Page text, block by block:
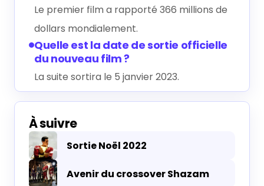
Le premier film a rapporté 366 millions de
dollars mondialement.
Quelle est la date de sortie officielle
du nouveau film ?
La suite sortira le 5 janvier 2023.
À suivre
Sortie Noël 2022
Avenir du crossover Shazam